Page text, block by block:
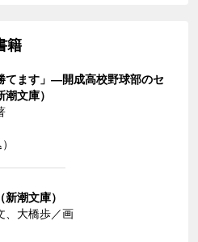
籍
てます」―開成高校野球部のセ
文庫）
潮文庫）
、大橋歩／画